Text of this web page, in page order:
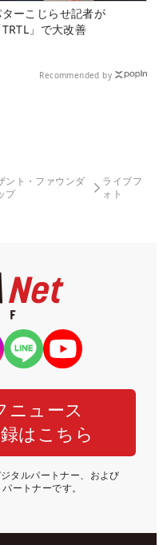
ーこじらせ記者が
TRTL」で大改善
Recommended by
ント・ファウンダ
プ
ライブフ
ォト
ニュース
はこちら
タルパートナー、および
ートナーです。